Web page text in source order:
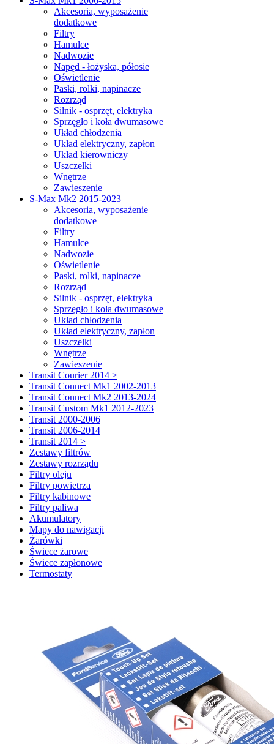
Akcesoria, wyposażenie
dodatkowe
Filtry
Hamulce
Nadwozie
Napęd - łożyska, półosie
Oświetlenie
Paski, rolki, napinacze
Rozrząd
Silnik - osprzęt, elektryka
Sprzęgło i koła dwumasowe
Układ chłodzenia
Układ elektryczny, zapłon
Układ kierowniczy
Uszczelki
Wnętrze
Zawieszenie
S-Max Mk2 2015-2023
Akcesoria, wyposażenie
dodatkowe
Filtry
Hamulce
Nadwozie
Oświetlenie
Paski, rolki, napinacze
Rozrząd
Silnik - osprzęt, elektryka
Sprzęgło i koła dwumasowe
Układ chłodzenia
Układ elektryczny, zapłon
Uszczelki
Wnętrze
Zawieszenie
Transit Courier 2014 >
Transit Connect Mk1 2002-2013
Transit Connect Mk2 2013-2024
Transit Custom Mk1 2012-2023
Transit 2000-2006
Transit 2006-2014
Transit 2014 >
Zestawy filtrów
Zestawy rozrządu
Filtry oleju
Filtry powietrza
Filtry kabinowe
Filtry paliwa
Akumulatory
Mapy do nawigacji
Żarówki
Świece żarowe
Świece zapłonowe
Termostaty